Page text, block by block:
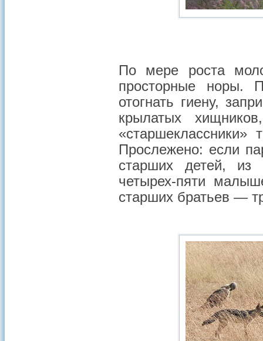
По мере роста
просторные норы.
отогнать гиену,
крылатых
Прослежено: если
старших детей, из
четырех-пяти
старших братьев —